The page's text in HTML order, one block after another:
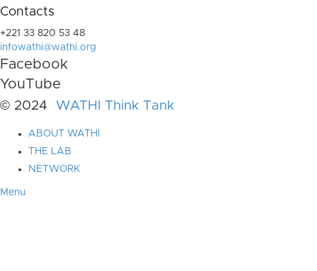
Contacts
+221 33 820 53 48
infowathi@wathi.org
Facebook
YouTube
© 2024 WATHI Think Tank
ABOUT WATHI
THE LAB
NETWORK
Menu